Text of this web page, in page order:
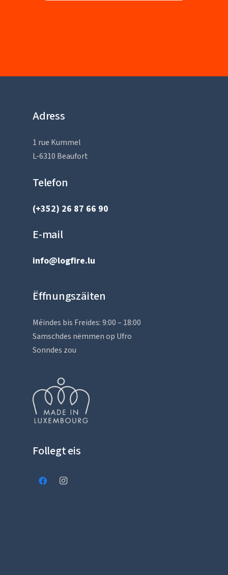
Adress
1 rue Kummel
L-6310 Beaufort
Telefon
(+352) 26 87 66 90
E-mail
info@logfire.lu
Ëffnungszäiten
Méindes bis Freides: 9:00 – 18:00
Samschdes nëmmen op Ufro
Sonndes zou
Follegt eis